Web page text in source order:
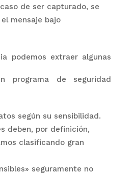
de ser capturado, se
mensaje bajo
podemos extraer algunas
programa de seguridad
según su sensibilidad.
deben, por definición,
clasificando gran
seguramente no